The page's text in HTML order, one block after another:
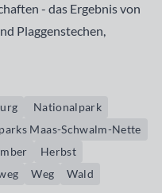
- das Ergebnis von
Plaggenstechen,
Nationalpark
Maas-Schwalm-Nette
Herbst
Weg Wald